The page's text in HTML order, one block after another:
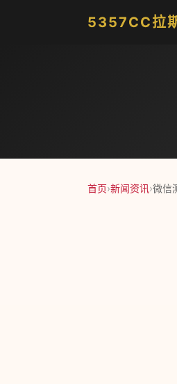
5357CC拉
首页›新闻资讯›微信